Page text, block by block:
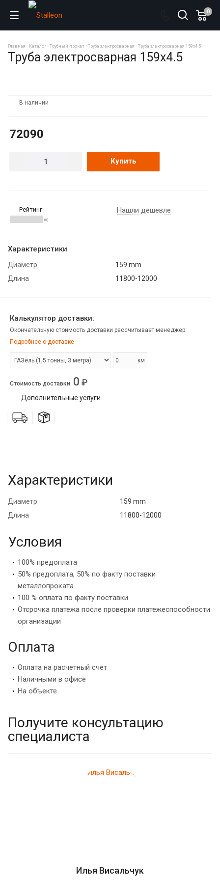
0
Главная Каталог Трубный прокат Труба электросварная Труба электросварная 159х4.5
Труба электросварная 159х4.5
В наличии
72090
Купить
Рейтинг
(0)
Нашли дешевле
Характеристики
Диаметр
159 mm
Длина
11800-12000
Калькулятор доставки:
Окончательную стоимость доставки рассчитывает менеджер.
Подробнее о доставке
км
Стоимость доставки: 0 ₽
Дополнительные услуги
Характеристики
Диаметр
159 mm
Длина
11800-12000
Условия
100% предоплата
50% предоплата, 50% по факту поставки
металлопроката
100 % оплата по факту поставки
Отсрочка платежа после проверки платежеспособности
организации
Оплата
Оплата на расчетный счет
Наличными в офисе
На объекте
Получите консультацию
специалиста
Илья Висальчук